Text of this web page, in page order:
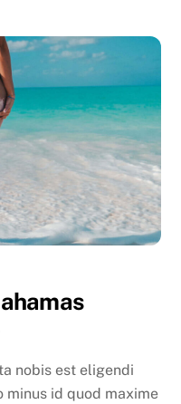
nobis est eligendi
id quod maxime